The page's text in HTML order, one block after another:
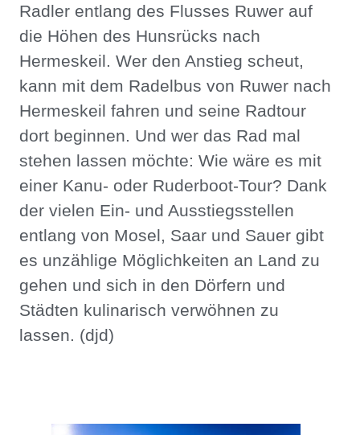
Radler entlang des Flusses Ruwer auf
die Höhen des Hunsrücks nach
Hermeskeil. Wer den Anstieg scheut,
kann mit dem Radelbus von Ruwer nach
Hermeskeil fahren und seine Radtour
dort beginnen. Und wer das Rad mal
stehen lassen möchte: Wie wäre es mit
einer Kanu- oder Ruderboot-Tour? Dank
der vielen Ein- und Ausstiegsstellen
entlang von Mosel, Saar und Sauer gibt
es unzählige Möglichkeiten an Land zu
gehen und sich in den Dörfern und
Städten kulinarisch verwöhnen zu
lassen. (djd)